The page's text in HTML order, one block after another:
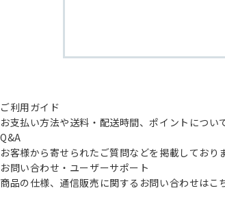
ご利用ガイド
お支払い方法や送料・配送時間、ポイントについ
Q&A
お客様から寄せられたご質問などを掲載しておりま
お問い合わせ・ユーザーサポート
商品の仕様、通信販売に関するお問い合わせはこ